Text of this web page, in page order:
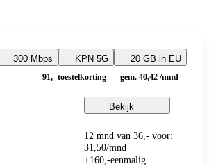
300 Mbps KPN 5G 20 GB in EU
91,- toestelkorting gem. 40,42 /mnd
12 mnd van 36,- voor:
31 50/mnd
+160 -eenmalig
Bekijk